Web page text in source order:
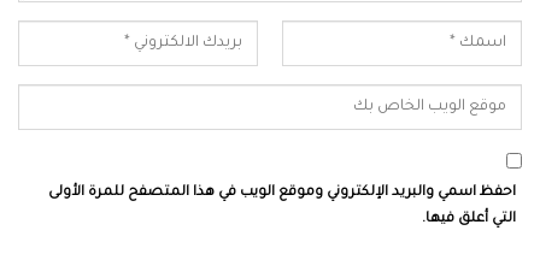
احفظ اسمي والبريد الإلكتروني وموقع الويب في هذا المتصفح للمرة الأولى
التي أعلق فيها.